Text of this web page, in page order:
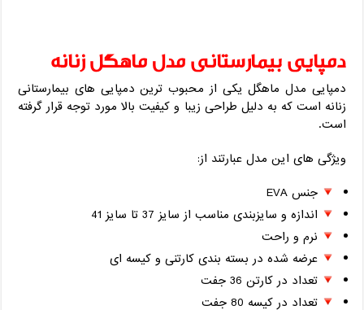
دمپایی بیمارستانی مدل ماهگل زنانه
دمپایی مدل ماهگل یکی از محبوب ترین دمپایی های بیمارستانی
زنانه است که به دلیل طراحی زیبا و کیفیت بالا مورد توجه قرار گرفته
است.
ویژگی های این مدل عبارتند از:
جنس EVA
اندازه و سایز‌بندی مناسب از سایز 37 تا سایز 41
نرم و راحت
عرضه شده در بسته بندی کارتنی و کیسه ای
تعداد در کارتن 36 جفت
تعداد در کیسه 80 جفت